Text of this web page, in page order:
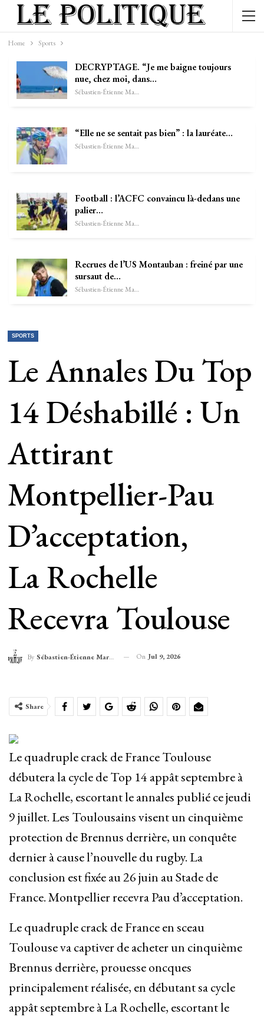
Home Sports
DECRYPTAGE. “Je me baigne toujours
nue, chez moi, dans…
Sébastien-Étienne Marechal
“Elle ne se sentait pas bien” : la lauréate…
Sébastien-Étienne Marechal
Football : l’ACFC convaincu là-dedans une
palier…
Sébastien-Étienne Marechal
Recrues de l’US Montauban : freiné par une
sursaut de…
Sébastien-Étienne Marechal
SPORTS
Le Annales Du Top
14 Déshabillé : Un
Attirant
Montpellier-Pau
D’acceptation,
La Rochelle
Recevra Toulouse
By Sébastien-Étienne Marechal On Jul 9, 2026
Share
Le quadruple crack de France Toulouse
débutera la cycle de Top 14 appât septembre à
La Rochelle, escortant le annales publié ce jeudi
9 juillet. Les Toulousains visent un cinquième
protection de Brennus derrière, un conquête
dernier à cause l’nouvelle du rugby. La
conclusion est fixée au 26 juin au Stade de
France. Montpellier recevra Pau d’acceptation.
Le quadruple crack de France en sceau
Toulouse va captiver de acheter un cinquième
Brennus derrière, prouesse oncques
principalement réalisée, en débutant sa cycle
appât septembre à La Rochelle, escortant le